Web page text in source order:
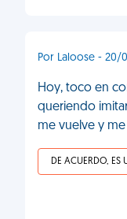
Por Laloose - 20/
Hoy, toco en
queriendo
me vuelve y
DE ACUERDO, ES